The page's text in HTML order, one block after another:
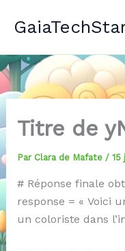
Titre de
Par Clara de Mafate / 15
# Réponse finale
response = « Voici
un coloriste dans